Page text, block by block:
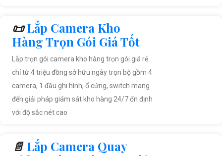
📜Lắp Camera Kho
Hàng Trọn Gói Giá Tốt
Lắp trọn gói camera kho hàng trọn gói giá rẻ
chỉ từ 4 triệu đồng sở hữu ngày trọn bộ gồm 4
camera, 1 đầu ghi hình, ổ cứng, switch mang
đến giải pháp giám sát kho hàng 24/7 ổn định
với độ sắc nét cao
📄 Lắp Camera Quay